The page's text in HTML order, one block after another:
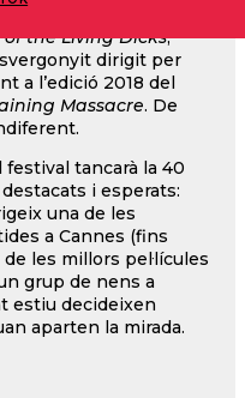
the Living Dicks,
dirigit per
a l’edició 2018 del
Massacre. De
tancarà la 40
i esperats:
una de les
a Cannes (fins
les millors pel·lícules
grup de nens a
estiu decideixen
aparten la mirada.